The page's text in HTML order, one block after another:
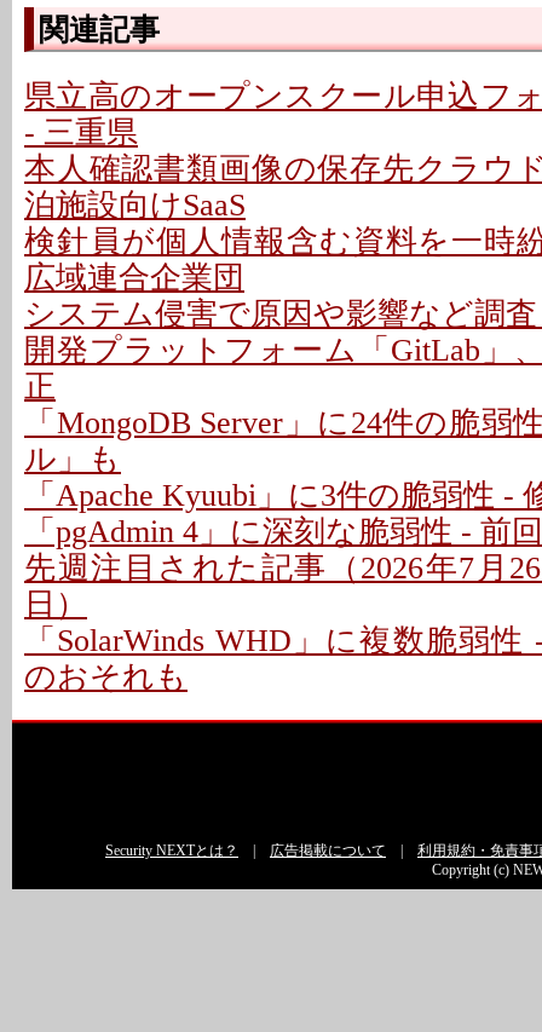
関連記事
県立高のオープンスクール申込フ
- 三重県
本人確認書類画像の保存先クラウ
泊施設向けSaaS
検針員が個人情報含む資料を一時
広域連合企業団
システム侵害で原因や影響など調
開発プラットフォーム「GitLab」
正
「MongoDB Server」に24件の脆
ル」も
「Apache Kyuubi」に3件の脆弱性 -
「pgAdmin 4」に深刻な脆弱性 - 前
先週注目された記事（2026年7月
日）
「SolarWinds WHD」に複数脆弱
のおそれも
Security NEXTとは？ 広告掲載について
利用規約・免責事
Copyright (c)